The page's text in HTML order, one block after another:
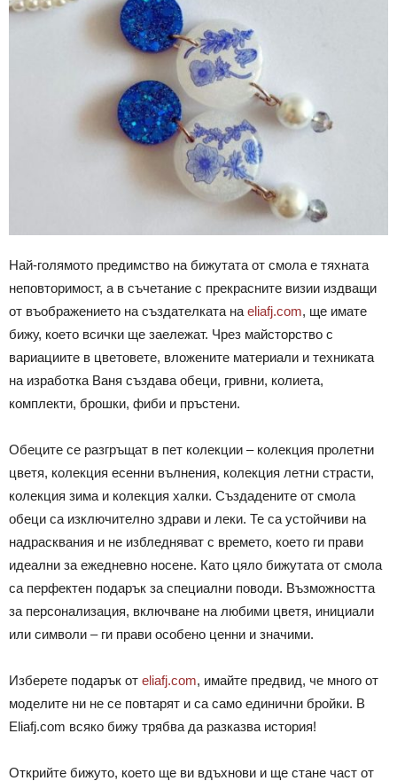
Най-голямото предимство на бижутата от смола е тяхната
неповторимост, а в съчетание с прекрасните визии издващи
от въображението на създателката на eliafj.com, ще имате
бижу, което всички ще заележат. Чрез майсторство с
вариациите в цветовете, вложените материали и техниката
на изработка Ваня създава обеци, гривни, колиета,
комплекти, брошки, фиби и пръстени.
Обеците се разгръщат в пет колекции – колекция пролетни
цветя, колекция есенни вълнения, колекция летни страсти,
колекция зима и колекция халки. Създадените от смола
обеци са изключително здрави и леки. Те са устойчиви на
надрасквания и не избледняват с времето, което ги прави
идеални за ежедневно носене. Като цяло бижутата от смола
са перфектен подарък за специални поводи. Възможността
за персонализация, включване на любими цветя, инициали
или символи – ги прави особено ценни и значими.
Изберете подарък от eliafj.com, имайте предвид, че много от
моделите ни не се повтарят и са само единични бройки. В
Eliafj.com всяко бижу трябва да разказва история!
Открийте бижуто, което ще ви вдъхнови и ще стане част от